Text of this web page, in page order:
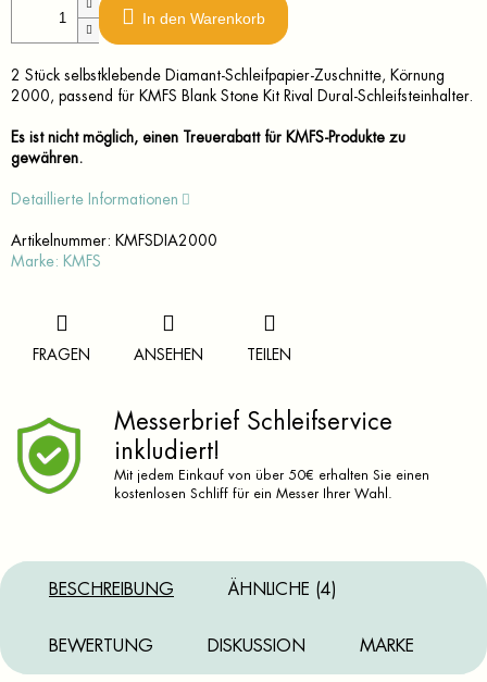
In den Warenkorb
2 Stück selbstklebende Diamant-Schleifpapier-Zuschnitte, Körnung
2000, passend für KMFS Blank Stone Kit Rival Dural-Schleifsteinhalter.
Es ist nicht möglich, einen Treuerabatt für KMFS-Produkte zu
gewähren.
Detaillierte Informationen
Artikelnummer: KMFSDIA2000
Marke: KMFS
FRAGEN ANSEHEN TEILEN
Messerbrief Schleifservice
inkludiert!
Mit jedem Einkauf von über 50€ erhalten Sie einen
kostenlosen Schliff für ein Messer Ihrer Wahl.
BESCHREIBUNG ÄHNLICHE (4)
BEWERTUNG DISKUSSION MARKE